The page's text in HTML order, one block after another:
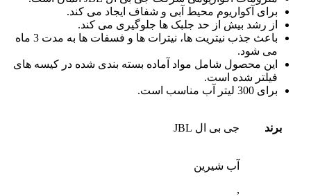
برای آکواریوم محیط آبی و شفاف ایجاد می کند.
از رشد بیش از حد جلبک ها جلوگیری می کند.
باعث جذب نیتریت ها، نیترات ها و فسفات ها به مدت 3 ماه
می شود.
این محصول شامل مواد آماده بسته بندی شده در کیسه های
فیلتر شده است.
برای 300 لیتر آب مناسب است.
برند جی بی ال JBL
آب شیرین
,